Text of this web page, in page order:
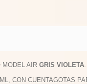
MODEL AIR GRIS VIOLETA.
CON CUENTAGOTAS